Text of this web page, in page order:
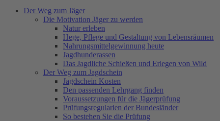
Der Weg zum Jäger
Die Motivation Jäger zu werden
Natur erleben
Hege, Pflege und Gestaltung von Lebensräumen
Nahrungsmittelgewinnung heute
Jagdhunderassen
Das Jagdliche Schießen und Erlegen von Wild
Der Weg zum Jagdschein
Jagdschein Kosten
Den passenden Lehrgang finden
Voraussetzungen für die Jägerprüfung
Prüfungsregularien der Bundesländer
So bestehen Sie die Prüfung